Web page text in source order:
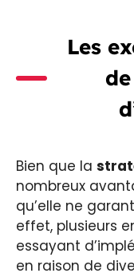
Les
Bien que la
nombreux
qu’elle ne
effet, plusieurs
essayant
en raison de